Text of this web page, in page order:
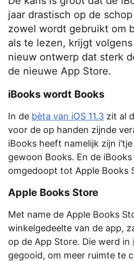
jaar drastisch op de
zowel wordt gebruikt om
als te lezen, krijgt
nieuw ontwerp dat sterk
de nieuwe App Store.
iBooks wordt Books
In de bèta van iOS 11.3 zit al
voor de op handen zijnde
iBooks heeft namelijk zijn
gewoon Books. En de
omgedoopt tot Apple Books
Apple Books Store
Met name de Apple Books
winkelgedeelte van de app,
op de App Store. Die werd in
gegooid, om meer ruimte te